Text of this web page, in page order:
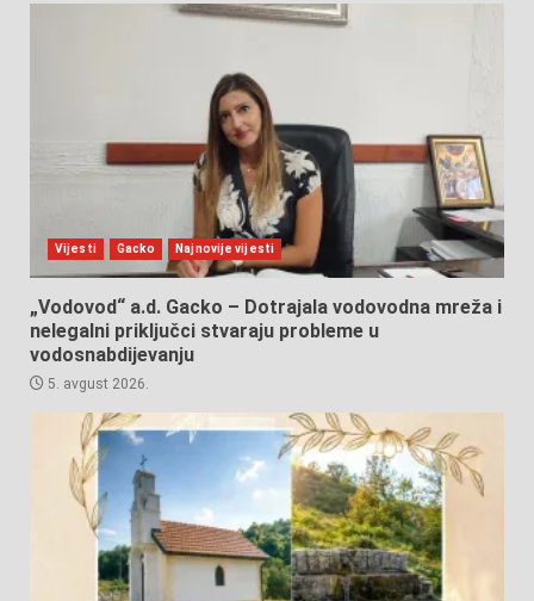
Vijesti Gacko Najnovije vijesti
„Vodovod“ a.d. Gacko – Dotrajala vodovodna mreža i
nelegalni priključci stvaraju probleme u
vodosnabdijevanju
5. avgust 2026.